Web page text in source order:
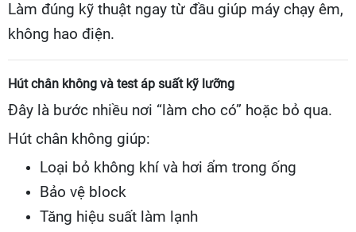
Làm đúng kỹ thuật ngay từ đầu giúp máy chạy êm,
không hao điện.
Hút chân không và test áp suất kỹ lưỡng
Đây là bước nhiều nơi “làm cho có” hoặc bỏ qua.
Hút chân không giúp:
Loại bỏ không khí và hơi ẩm trong ống
Bảo vệ block
Tăng hiệu suất làm lạnh